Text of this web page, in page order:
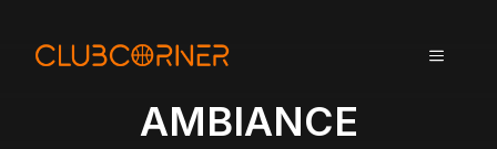
MENU
AMBIANCE